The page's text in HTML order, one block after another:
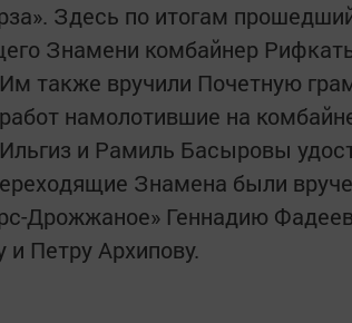
Здесь по итогам
Знамени комбайнер
также вручили Почетную
намолотившие на
и Рамиль Басыровы
Знамена были
Дрожжаное» Геннадию
Петру Архипову.